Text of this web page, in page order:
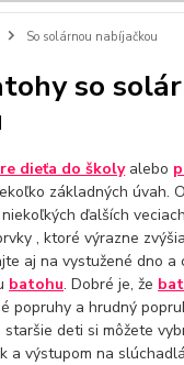
So solárnou nabíjačkou
so
dieťa do školyalebo
základných úvah.
ďalších
, ktoré výrazne
aj na vystužené dno a
batohu. Dobré je, že
popruhy a hrudný
deti si môžete
a výstupom na